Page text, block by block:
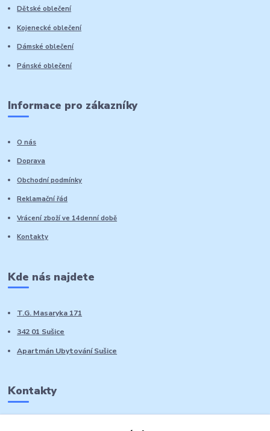
Dětské oblečení
Kojenecké oblečení
Dámské oblečení
Pánské oblečení
Informace pro zákazníky
O nás
Doprava
Obchodní podmínky
Reklamační řád
Vrácení zboží ve 14denní době
Kontakty
Kde nás najdete
T.G. Masaryka 171
342 01 Sušice
Apartmán Ubytování Sušice
Kontakty